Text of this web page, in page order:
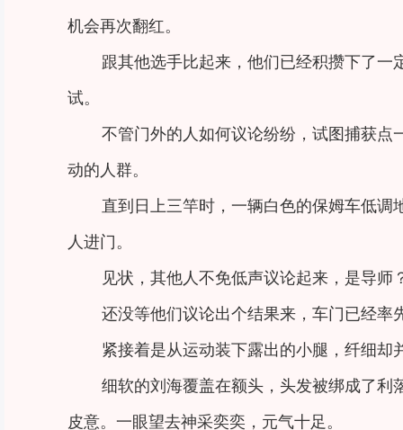
机会再次翻红。
跟其他选手比起来，他们已经积攒下了
试。
不管门外的人如何议论纷纷，试图捕获
动的人群。
直到日上三竿时，一辆白色的保姆车低
人进门。
见状，其他人不免低声议论起来，是导师
还没等他们议论出个结果来，车门已经
紧接着是从运动装下露出的小腿，纤细
细软的刘海覆盖在额头，头发被绑成了
皮意。一眼望去神采奕奕，元气十足。